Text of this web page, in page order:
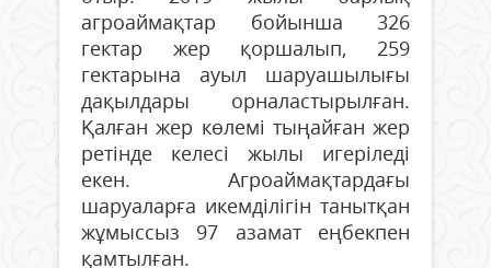
агроаймақтар бойынша 326
гектар жер қоршалып, 259
гектарына ауыл шаруашылығы
дақылдары орналастырылған.
Қалған жер көлемі тыңайған жер
ретінде келесі жылы игеріледі
екен. Агроаймақтардағы
шаруаларға икемділігін танытқан
жұмыссыз 97 азамат еңбекпен
қамтылған.